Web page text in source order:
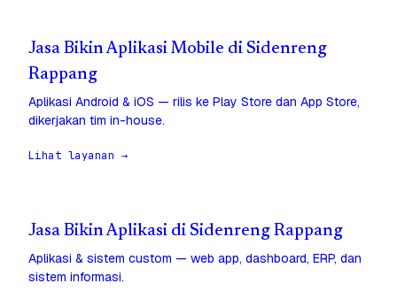
Jasa Bikin Aplikasi Mobile di Sidenreng
Rappang
Aplikasi Android & iOS — rilis ke Play Store dan App Store,
dikerjakan tim in-house.
Lihat layanan →
Jasa Bikin Aplikasi di Sidenreng Rappang
Aplikasi & sistem custom — web app, dashboard, ERP, dan
sistem informasi.